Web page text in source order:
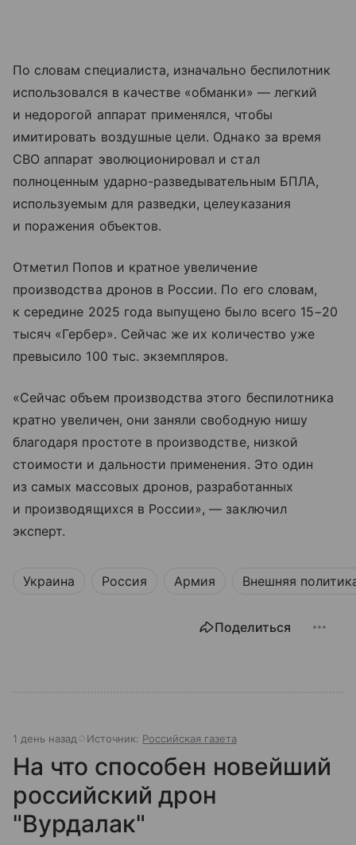
По словам специалиста, изначально беспилотник
использовался в качестве «обманки» — легкий
и недорогой аппарат применялся, чтобы
имитировать воздушные цели. Однако за время
СВО аппарат эволюционировал и стал
полноценным ударно-разведывательным БПЛА,
используемым для разведки, целеуказания
и поражения объектов.
Отметил Попов и кратное увеличение
производства дронов в России. По его словам,
к середине 2025 года выпущено было всего 15−20
тысяч «Гербер». Сейчас же их количество уже
превысило 100 тыс. экземпляров.
«Сейчас объем производства этого беспилотника
кратно увеличен, они заняли свободную нишу
благодаря простоте в производстве, низкой
стоимости и дальности применения. Это один
из самых массовых дронов, разработанных
и производящихся в России», — заключил
эксперт.
Украина Россия Армия Внешняя
Поделиться
1 день назад Источник: Российская газета
На что способен новейший
российский дрон
"Вурдалак"